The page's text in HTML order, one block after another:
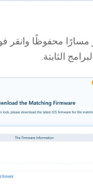
مسارًا محفوظًا وانقر
الثابتة.